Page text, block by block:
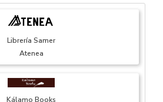
Librería Samer
Atenea
Kálamo Books